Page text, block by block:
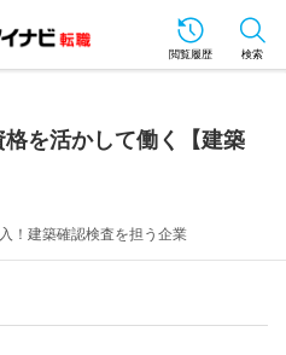
閲覧履歴 検索
を活かして働く【建築
！建築確認検査を担う企業